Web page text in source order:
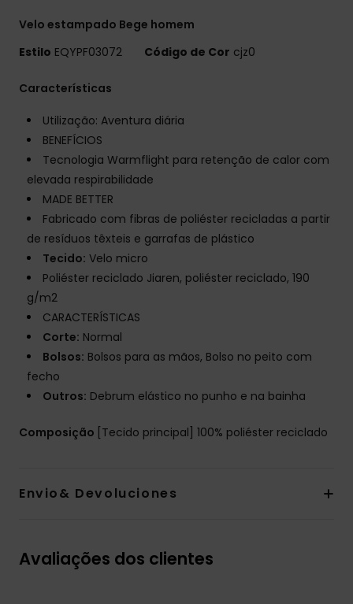
Velo estampado Bege homem
Estilo EQYPF03072 Código de Cor cjz0
Características
Utilização: Aventura diária
BENEFÍCIOS
Tecnologia Warmflight para retenção de calor com
elevada respirabilidade
MADE BETTER
Fabricado com fibras de poliéster recicladas a partir
de resíduos têxteis e garrafas de plástico
Tecido: Velo micro
Poliéster reciclado Jiaren, poliéster reciclado, 190
g/m2
CARACTERÍSTICAS
Corte: Normal
Bolsos: Bolsos para as mãos, Bolso no peito com
fecho
Outros: Debrum elástico no punho e na bainha
Composição [Tecido principal] 100% poliéster reciclado
Envio& Devoluciones
Avaliações dos clientes